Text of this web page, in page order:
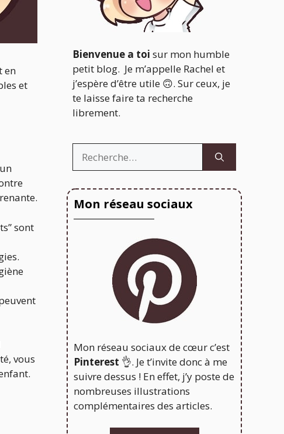
en
et
sont
vous
Bienvenue a toi sur mon humble
petit blog. Je m’appelle Rachel et
j’espère d’être utile 🙃. Sur ceux, je
te laisse faire ta recherche
librement.
Mon réseau sociaux
Mon réseau sociaux de cœur c’est
Pinterest 👌. Je t’invite donc à me
suivre dessus ! En effet, j’y poste de
nombreuses illustrations
complémentaires des articles.